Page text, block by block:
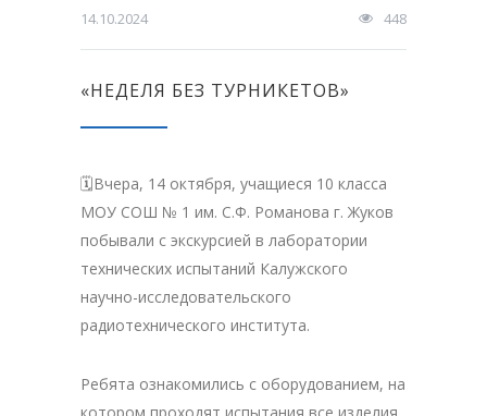
14.10.2024 448
«НЕДЕЛЯ БЕЗ ТУРНИКЕТОВ»
🗓Вчера, 14 октября, учащиеся 10 класса
МОУ СОШ № 1 им. С.Ф. Романова г. Жуков
побывали с экскурсией в лаборатории
технических испытаний Калужского
научно-исследовательского
радиотехнического института.
Ребята ознакомились с оборудованием, на